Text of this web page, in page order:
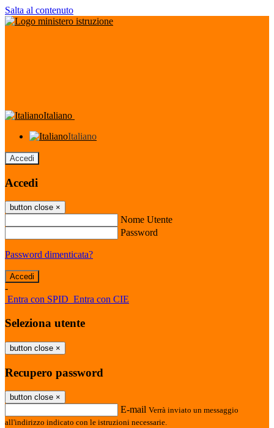
Salta al contenuto
Italiano
Italiano
Accedi
Accedi
button close ×
Nome Utente
Password
Password dimenticata?
-
Entra con SPID Entra con CIE
Seleziona utente
button close ×
Recupero password
button close ×
E-mail Verrà inviato un messaggio
all'indirizzo indicato con le istruzioni necessarie.